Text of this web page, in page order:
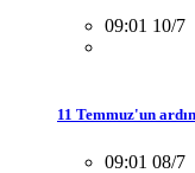
09:01 10/7
11 Temmuz'un
09:01 08/7